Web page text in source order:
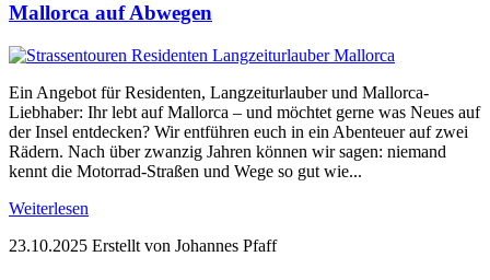
Mallorca auf Abwegen
Ein Angebot für Residenten, Langzeiturlauber und Mallorca-
Liebhaber: Ihr lebt auf Mallorca – und möchtet gerne was Neues auf
der Insel entdecken? Wir entführen euch in ein Abenteuer auf zwei
Rädern. Nach über zwanzig Jahren können wir sagen: niemand
kennt die Motorrad-Straßen und Wege so gut wie...
Weiterlesen
23.10.2025 Erstellt von Johannes Pfaff